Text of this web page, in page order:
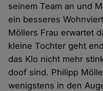
seinem Team an und
ein besseres
Möllers Frau erwartet
kleine Tochter geht
das Klo nicht mehr
doof sind. Philipp
wenigstens in den